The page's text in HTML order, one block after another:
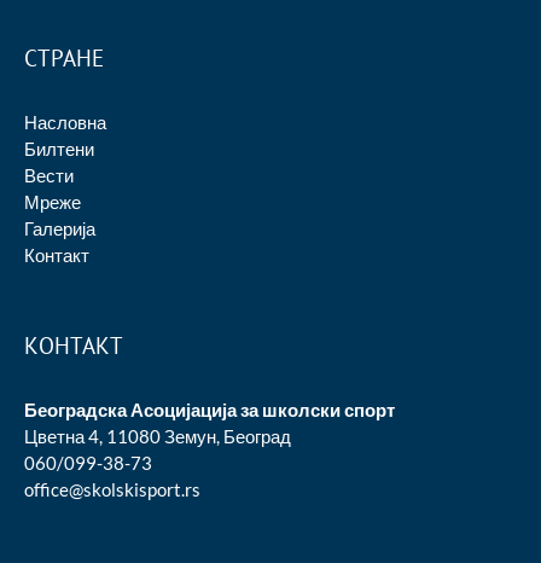
СТРАНЕ
Насловна
Билтени
Вести
Мреже
Галерија
Контакт
КОНТАКТ
Београдска Асоцијација за школски спорт
Цветна 4, 11080 Земун, Београд
060/099-38-73
office@skolskisport.rs